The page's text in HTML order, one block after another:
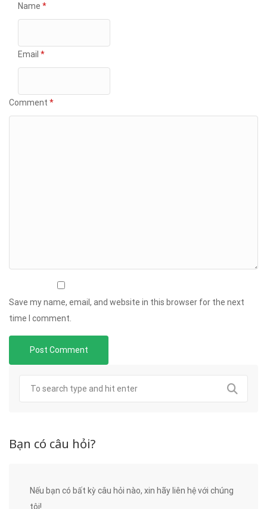
Name *
Email *
Comment *
Save my name, email, and website in this browser for the next
time I comment.
Bạn có câu hỏi?
Nếu bạn có bất kỳ câu hỏi nào, xin hãy liên hệ với chúng
tôi!